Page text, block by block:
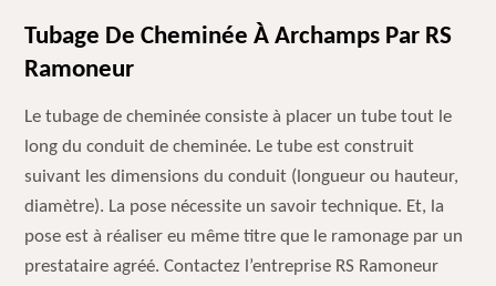
Tubage De Cheminée À Archamps Par RS
Ramoneur
Le tubage de cheminée consiste à placer un tube tout le
long du conduit de cheminée. Le tube est construit
suivant les dimensions du conduit (longueur ou hauteur,
diamètre). La pose nécessite un savoir technique. Et, la
pose est à réaliser eu même titre que le ramonage par un
prestataire agréé. Contactez l’entreprise RS Ramoneur